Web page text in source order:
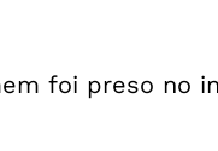
foi preso no